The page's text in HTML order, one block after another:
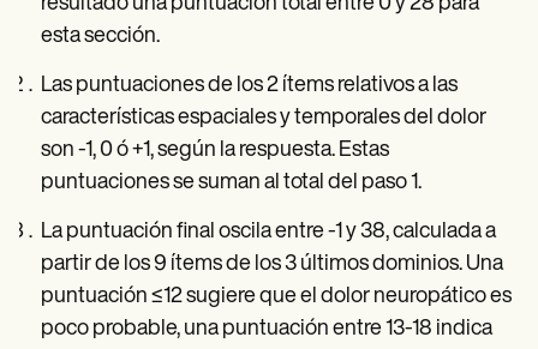
esta sección.
Las puntuaciones de los 2 ítems relativos a las
características espaciales y temporales del dolor
son -1, 0 ó +1, según la respuesta. Estas
puntuaciones se suman al total del paso 1.
La puntuación final oscila entre -1 y 38, calculada a
partir de los 9 ítems de los 3 últimos dominios. Una
puntuación ≤12 sugiere que el dolor neuropático es
poco probable, una puntuación entre 13-18 indica